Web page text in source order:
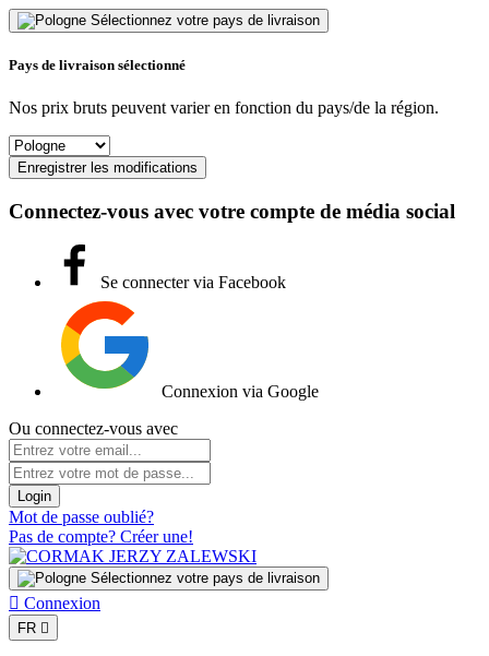
Sélectionnez votre pays de livraison
Pays de livraison sélectionné
Nos prix bruts peuvent varier en fonction du pays/de la région.
Enregistrer les modifications
Connectez-vous avec votre compte de média social
Se connecter via Facebook
Connexion via Google
Ou connectez-vous avec
Login
Mot de passe oublié?
Pas de compte? Créer une!
Sélectionnez votre pays de livraison
 Connexion
FR 